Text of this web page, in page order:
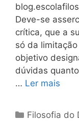
Deve-se
crítica, que a
só da
objetivo
dúvidas
… Ler mais
Categorias
Filosofia do